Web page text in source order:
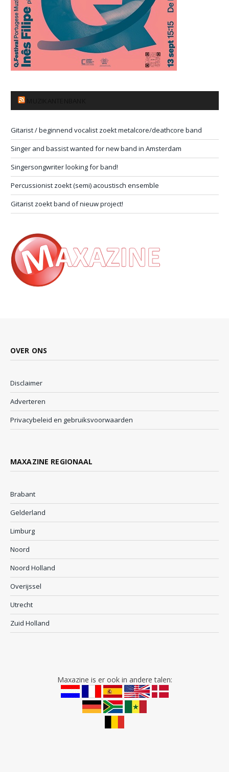
Gitarist / beginnend vocalist zoekt metalcore/deathcore band
Singer and bassist wanted for new band in Amsterdam
Singersongwriter looking for band!
Percussionist zoekt (semi) acoustisch ensemble
Gitarist zoekt band of nieuw project!
OVER ONS
Disclaimer
Adverteren
Privacybeleid en gebruiksvoorwaarden
MAXAZINE REGIONAAL
Brabant
Gelderland
Limburg
Noord
Noord Holland
Overijssel
Utrecht
Zuid Holland
Maxazine is er ook in andere talen: